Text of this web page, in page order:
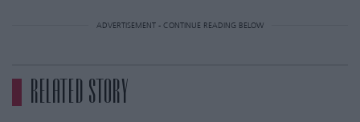
ADVERTISEMENT - CONTINUE READING BELOW
RELATED STORY